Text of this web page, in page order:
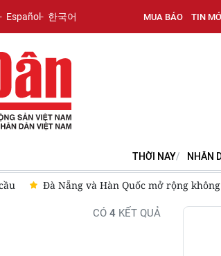
Español 한국어 MUA BÁO TIN
THỜI NAY NHÂN
Đà Nẵng và Hàn Quốc mở rộng
CÓ 4 KẾT QUẢ